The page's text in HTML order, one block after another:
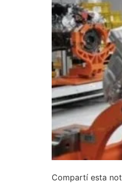
Compartí esta